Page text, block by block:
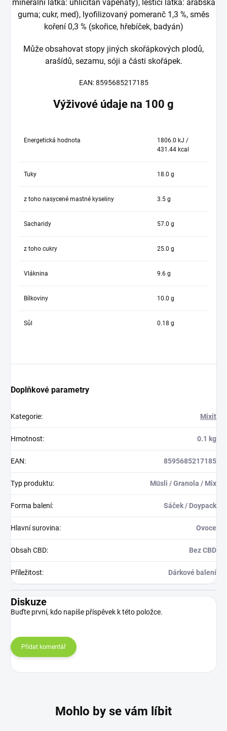
minerální látka: uhličitan vápenatý), lešticí látka: arabská
guma; cukr, med), lyofilizovaný pomeranč 1,3 %, směs
koření 0,3 % (skořice, hřebíček, badyán)
Může obsahovat stopy jiných skořápkových plodů,
arašídů, sezamu, sóji a části skořápek.
EAN:8595685217185
Výživové údaje na 100 g
Energetická hodnota
1806.0 kJ /
431.44 kcal
Tuky 18.0 g
z toho nasycené mastné kyseliny 3.5 g
Sacharidy 57.0 g
z toho cukry 25.0 g
Vláknina 9.6 g
Bílkoviny 10.0 g
Sůl 0.18 g
Doplňkové parametry
Kategorie: Mixit
Hmotnost: 0.1 kg
EAN: 8595685217185
Typ produktu: Müsli / Granola / Mix
Forma balení: Sáček / Doypack
Hlavní surovina: Ovoce
Obsah CBD: Bez CBD
Příležitost: Dárkové balení
Diskuze
Buďte první, kdo napíše příspěvek k této položce.
Přidat komentář
Mohlo by se vám líbit